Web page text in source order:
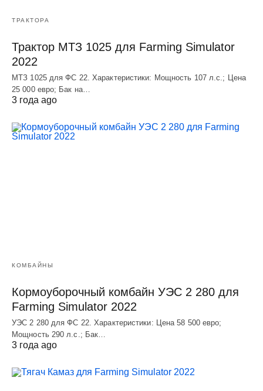
ТРАКТОРА
Трактор МТЗ 1025 для Farming Simulator
2022
МТЗ 1025 для ФС 22. Характеристики: Мощность 107 л.c.; Цена
25 000 евро; Бак на…
3 года ago
КОМБАЙНЫ
Кормоуборочный комбайн УЭC 2 280 для
Farming Simulator 2022
УЭC 2 280 для ФС 22. Характеристики: Цена 58 500 евро;
Мощность 290 л.с.; Бак…
3 года ago